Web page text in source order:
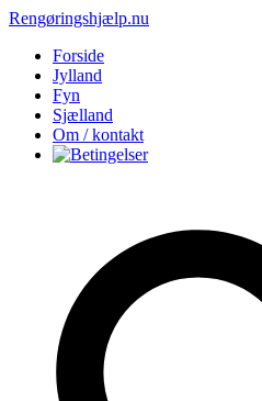
Rengøringshjælp.nu
Forside
Jylland
Fyn
Sjælland
Om / kontakt